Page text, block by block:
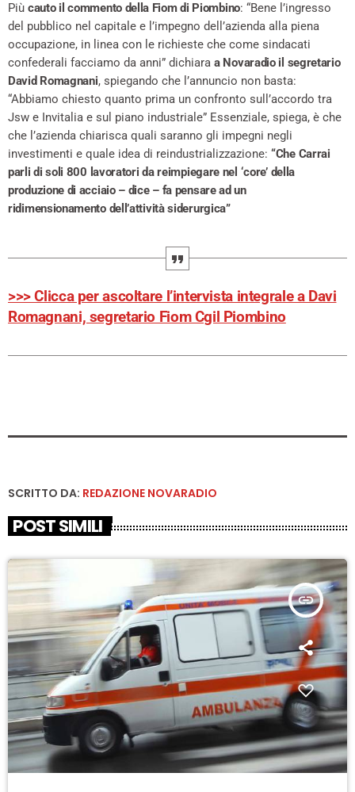
Più cauto il commento della Fiom di Piombino: “Bene l’ingresso
del pubblico nel capitale e l’impegno dell’azienda alla piena
occupazione, in linea con le richieste che come sindacati
confederali facciamo da anni” dichiara a Novaradio il segretario
David Romagnani, spiegando che l’annuncio non basta:
“Abbiamo chiesto quanto prima un confronto sull’accordo tra
Jsw e Invitalia e sul piano industriale” Essenziale, spiega, è che
che l’azienda chiarisca quali saranno gli impegni negli
investimenti e quale idea di reindustrializzazione: “Che Carrai
parli di soli 800 lavoratori da reimpiegare nel ‘core’ della
produzione di acciaio – dice – fa pensare ad un
ridimensionamento dell’attività siderurgica”
>>> Clicca per ascoltare l’intervista integrale a Davi
Romagnani, segretario Fiom Cgil Piombino
SCRITTO DA: REDAZIONE NOVARADIO
POST SIMILI
insert_link